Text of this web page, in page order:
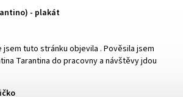
- plakát
jsem tuto stránku objevila . Pověsila jsem
Tarantina do pracovny a návštěvy jdou